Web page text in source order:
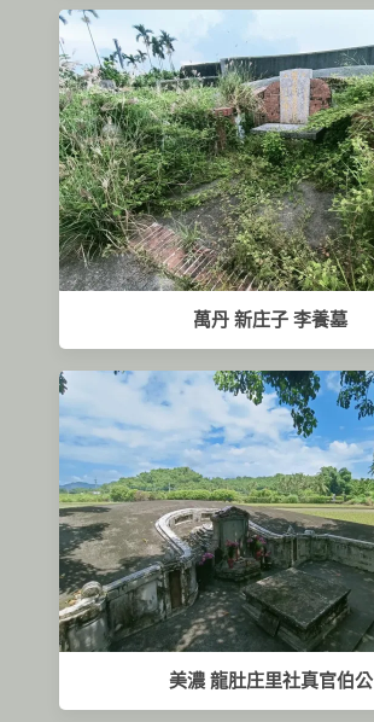
萬丹 新庄子 李養墓
美濃 龍肚庄里社真官伯公